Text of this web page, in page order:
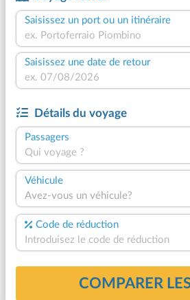
Saisissez un port ou un itinéraire
Saisissez une date de retour
Détails du voyage
Passagers
Qui voyage ?
Véhicule
Avez-vous un véhicule?
Code de réduction
COMPARER